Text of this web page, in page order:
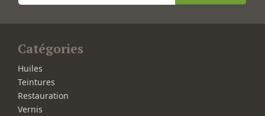
Catégories
Huiles
Teintures
Restauration
Vernis